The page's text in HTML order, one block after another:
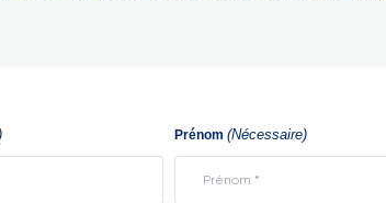
Prénom (Nécessaire)